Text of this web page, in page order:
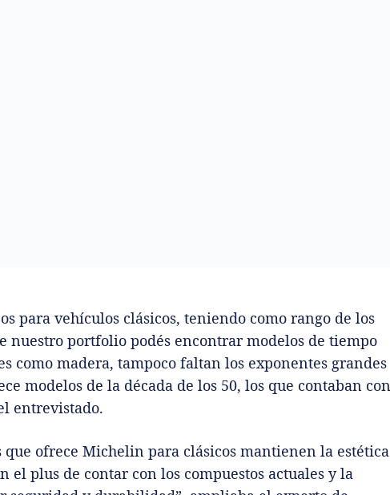
para vehículos clásicos, teniendo como rango de los
nuestro portfolio podés encontrar modelos de tiempo
como madera, tampoco faltan los exponentes grandes
modelos de la década de los 50, los que contaban con
entrevistado.
que ofrece Michelin para clásicos mantienen la estética
el plus de contar con los compuestos actuales y la